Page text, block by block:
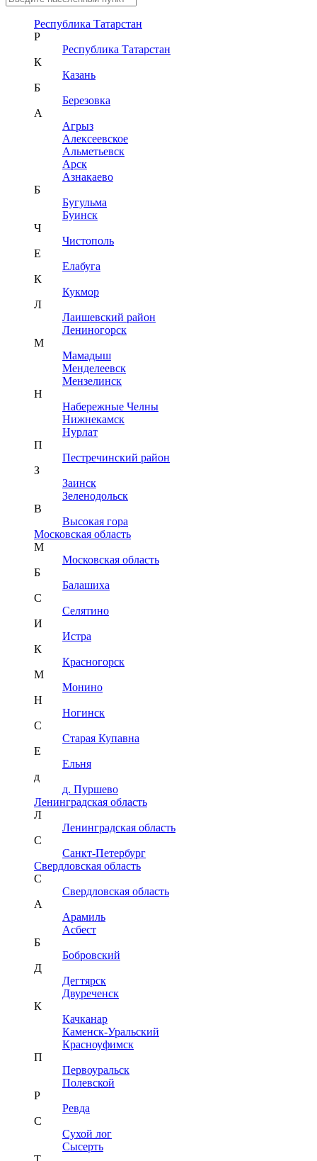
Республика Татарстан
Р
Республика Татарстан
К
Казань
Б
Березовка
А
Агрыз
Алексеевское
Альметьевск
Арск
Азнакаево
Б
Бугульма
Буинск
Ч
Чистополь
Е
Елабуга
К
Кукмор
Л
Лаишевский район
Лениногорск
М
Мамадыш
Менделеевск
Мензелинск
Н
Набережные Челны
Нижнекамск
Нурлат
П
Пестречинский район
З
Заинск
Зеленодольск
В
Высокая гора
Московская область
М
Московская область
Б
Балашиха
С
Селятино
И
Истра
К
Красногорск
М
Монино
Н
Ногинск
С
Старая Купавна
Е
Ельня
д
д. Пуршево
Ленинградская область
Л
Ленинградская область
С
Санкт-Петербург
Свердловская область
С
Свердловская область
А
Арамиль
Асбест
Б
Бобровский
Д
Дегтярск
Двуреченск
К
Качканар
Каменск-Уральский
Красноуфимск
П
Первоуральск
Полевской
Р
Ревда
С
Сухой лог
Сысерть